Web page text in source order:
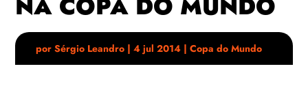
porSérgio Leandro |4 jul 2014 |Copa do Mundo